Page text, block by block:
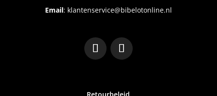
Email: klantenservice@bibelotonline.nl
Retourbeleid